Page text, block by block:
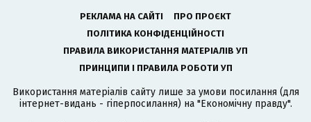
РЕКЛАМА НА САЙТІ
ПРО ПРОЄКТ
ПОЛІТИКА КОНФІДЕНЦІЙНОСТІ
ПРАВИЛА ВИКОРИСТАННЯ МАТЕРІАЛІВ УП
ПРИНЦИПИ І ПРАВИЛА РОБОТИ УП
Використання матеріалів сайту лише за умови посилання (для
інтернет-видань - гіперпосилання) на "Економічну правду".